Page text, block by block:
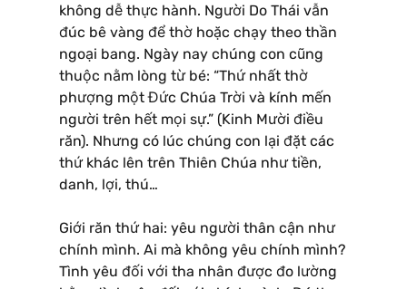
không dễ thực hành. Người Do Thái vẫn
đúc bê vàng để thờ hoặc chạy theo thần
ngoại bang. Ngày nay chúng con cũng
thuộc nằm lòng từ bé: “Thứ nhất thờ
phượng một Đức Chúa Trời và kính mến
người trên hết mọi sự.” (Kinh Mười điều
răn). Nhưng có lúc chúng con lại đặt các
thứ khác lên trên Thiên Chúa như tiền,
danh, lợi, thú…
Giới răn thứ hai: yêu người thân cận như
chính mình. Ai mà không yêu chính mình?
Tình yêu đối với tha nhân được đo lường